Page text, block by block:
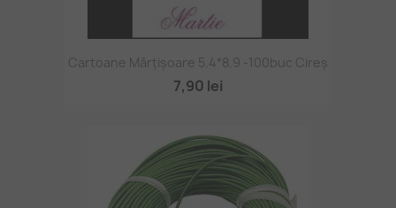
Cartoane Mărțișoare 5.4*8.9 -100buc Cireș
7,90 lei